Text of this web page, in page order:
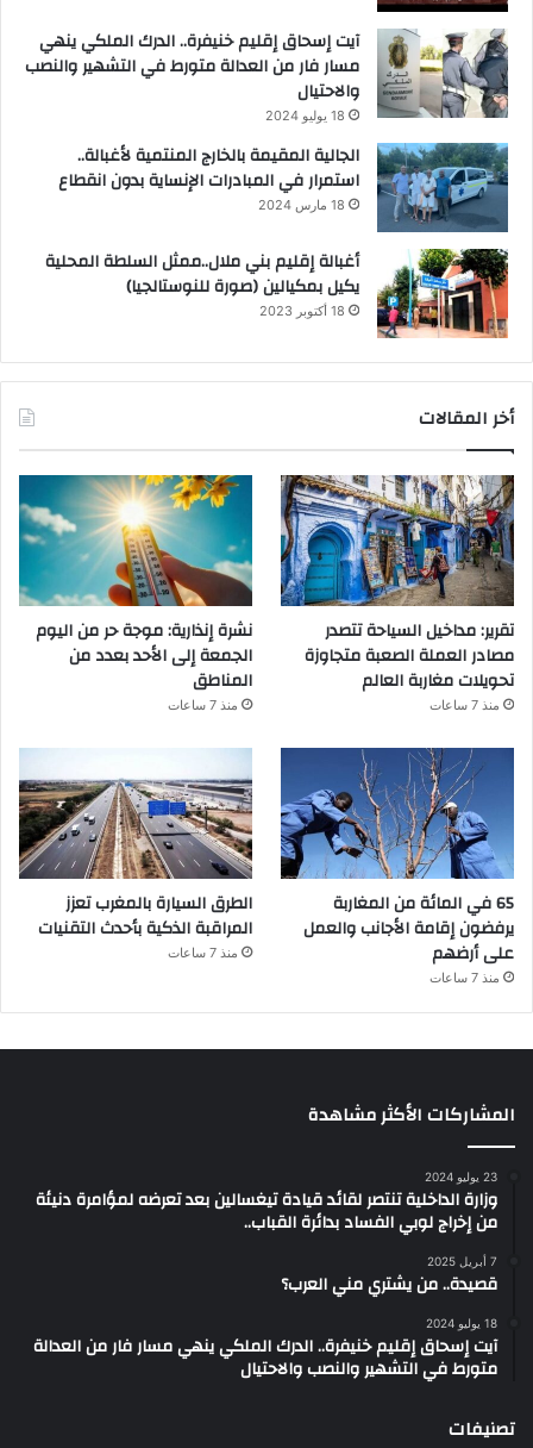
آيت إسحاق إقليم خنيفرة.. الدرك الملكي ينهي
مسار فار من العدالة متورط في التشهير والنصب
والاحتيال
18 يوليو 2024
الجالية المقيمة بالخارج المنتمية لأغبالة..
استمرار في المبادرات الإنساية بدون انقطاع
18 مارس 2024
أغبالة إقليم بني ملال..ممثل السلطة المحلية
يكيل بمكيالين (صورة للنوستالجيا)
18 أكتوبر 2023
أخر المقالات
تقرير: مداخيل السياحة تتصدر
مصادر العملة الصعبة متجاوزة
تحويلات مغاربة العالم
منذ 7 ساعات
نشرة إنذارية: موجة حر من اليوم
الجمعة إلى الأحد بعدد من
المناطق
منذ 7 ساعات
65 في المائة من المغاربة
يرفضون إقامة الأجانب والعمل
على أرضهم
منذ 7 ساعات
الطرق السيارة بالمغرب تعزز
المراقبة الذكية بأحدث التقنيات
منذ 7 ساعات
المشاركات الأكثر مشاهدة
23 يوليو 2024
وزارة الداخلية تنتصر لقائد قيادة تيغسالين بعد تعرضه لمؤامرة دنيئة
من إخراج لوبي الفساد بدائرة القباب..
7 أبريل 2025
قصيدة.. من يشتري مني العرب؟
18 يوليو 2024
آيت إسحاق إقليم خنيفرة.. الدرك الملكي ينهي مسار فار من العدالة
متورط في التشهير والنصب والاحتيال
تصنيفات